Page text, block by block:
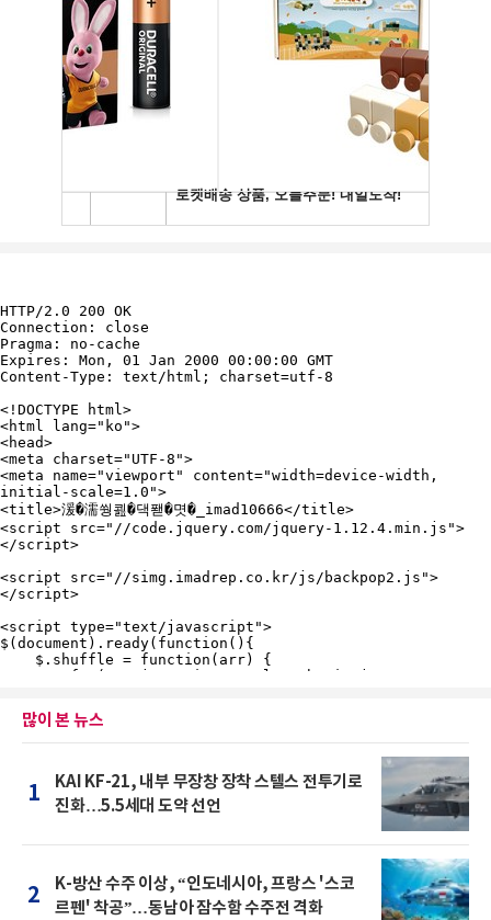
많이 본 뉴스
1
KAI KF-21, 내부 무장창 장착 스텔스 전투기로
진화…5.5세대 도약 선언
2
K-방산 수주 이상, “인도네시아, 프랑스 '스코
르펜' 착공”…동남아 잠수함 수주전 격화